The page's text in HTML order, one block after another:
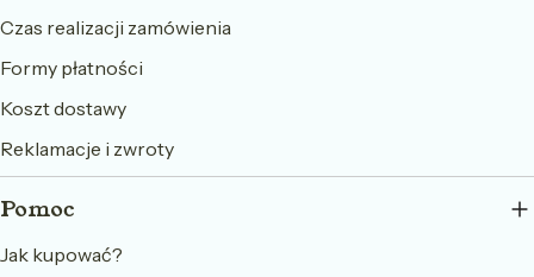
Czas realizacji zamówienia
Formy płatności
Koszt dostawy
Reklamacje i zwroty
Pomoc
Jak kupować?